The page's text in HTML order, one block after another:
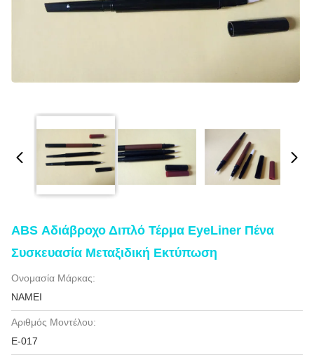
ABS Αδιάβροχο Διπλό Τέρμα EyeLiner Πένα
Συσκευασία Μεταξιδική Εκτύπωση
Ονομασία Μάρκας:
NAMEI
Αριθμός Μοντέλου:
Ε-017